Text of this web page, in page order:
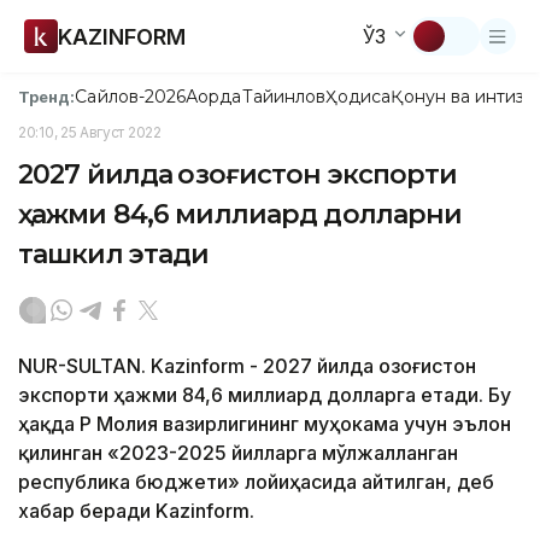
KAZINFORM ЎЗ
Тренд:Сайлов-2026АқордаТайинловҲодисаҚонун ва
20:10, 25 Август 2022
2027 йилда Қозоғистон экспорти
ҳажми 84,6 миллиард долларни
ташкил этади
NUR-SULTAN. Kazinform - 2027 йилда Қозоғистон
экспорти ҳажми 84,6 миллиард долларга етади. Бу
ҳақда ҚР Молия вазирлигининг муҳокама учун эълон
қилинган «2023-2025 йилларга мўлжалланган
республика бюджети» лойиҳасида айтилган, деб
хабар беради Kazinform.